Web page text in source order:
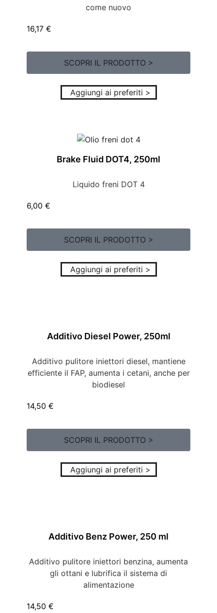
come nuovo
16,17 €
SCOPRI IL PRODOTTO >
Aggiungi ai preferiti >
Brake Fluid DOT4, 250ml
Liquido freni DOT 4
6,00 €
SCOPRI IL PRODOTTO >
Aggiungi ai preferiti >
Additivo Diesel Power, 250ml
Additivo pulitore iniettori diesel, mantiene
efficiente il FAP, aumenta i cetani, anche per
biodiesel
14,50 €
SCOPRI IL PRODOTTO >
Aggiungi ai preferiti >
Additivo Benz Power, 250 ml
Additivo pulitore iniettori benzina, aumenta
gli ottani e lubrifica il sistema di
alimentazione
14,50 €